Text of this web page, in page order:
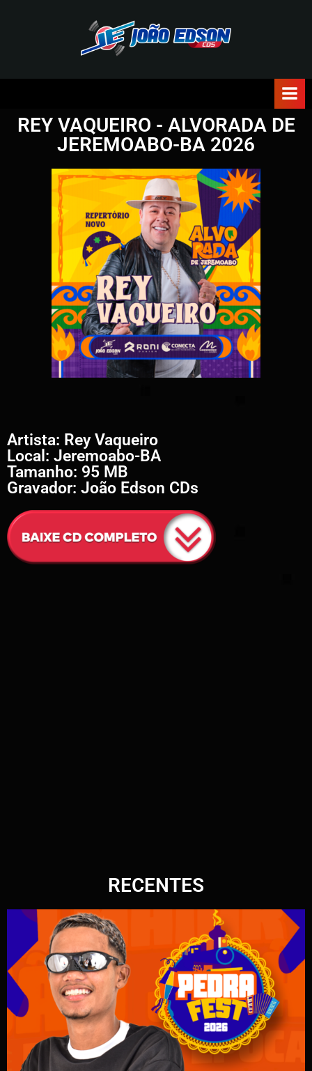
O
E
D
S
O
N
C
D
S
REY VAQUEIRO - ALVORADA DE
JEREMOABO-BA 2026
Artista: Rey Vaqueiro
Local: Jeremoabo-BA
Tamanho: 95 MB
Gravador: João Edson CDs
RECENTES